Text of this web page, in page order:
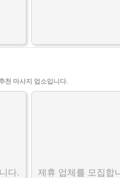
천 마사지 업소입니다.
다. 제휴 업체를 모집합